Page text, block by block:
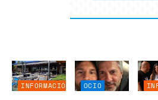
INFORMACIÓN
OCIO